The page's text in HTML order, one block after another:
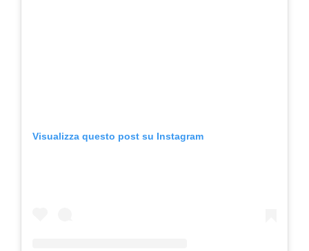
Visualizza questo post su Instagram